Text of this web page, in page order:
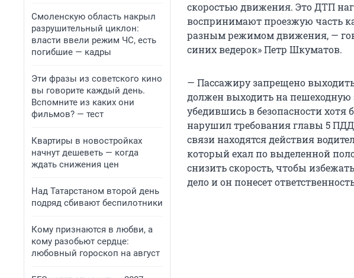
Смоленскую область накрыл
разрушительный циклон:
власти ввели режим ЧС, есть
погибшие — кадры
Эти фразы из советского кино
вы говорите каждый день.
Вспомните из каких они
фильмов? — тест
Квартиры в новостройках
начнут дешеветь — когда
ждать снижения цен
Над Татарстаном второй день
подряд сбивают беспилотники
Кому признаются в любви, а
кому разобьют сердце:
любовный гороскоп на август
скоростью движения. Это ДТП
воспринимают проезжую часть
разным режимом движения, —
синих ведерок» Петр Шкуматов.
— Пассажиру запрещено
должен выходить на пешеходную
убедившись в безопасности
нарушил требования главы 5
связи находятся действия
который ехал по выделенной
снизить скорость, чтобы
дело и он понесет